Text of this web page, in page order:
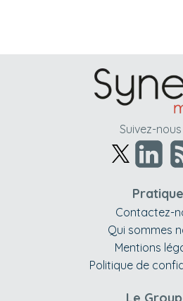
Suivez-
Pratique
Contactez-
Qui sommes
Mentions
Politique de
Le